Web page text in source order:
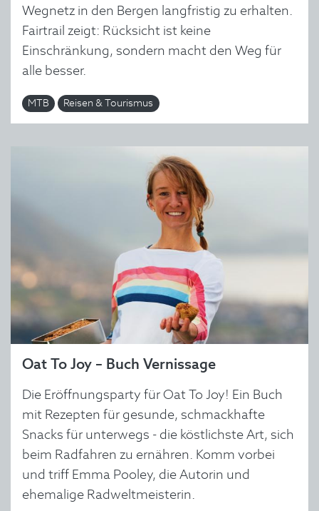
Wegnetz in den Bergen langfristig zu erhalten.
Fairtrail zeigt: Rücksicht ist keine
Einschränkung, sondern macht den Weg für
alle besser.
MTB Reisen & Tourismus
Oat To Joy – Buch Vernissage
Die Eröffnungsparty für Oat To Joy! Ein Buch
mit Rezepten für gesunde, schmackhafte
Snacks für unterwegs - die köstlichste Art, sich
beim Radfahren zu ernähren. Komm vorbei
und triff Emma Pooley, die Autorin und
ehemalige Radweltmeisterin.